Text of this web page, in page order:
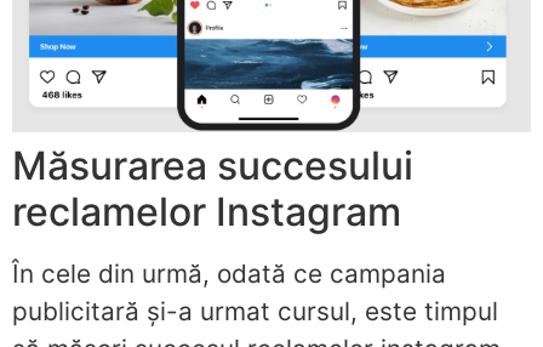
Măsurarea succesului
reclamelor Instagram
În cele din urmă, odată ce campania
publicitară și-a urmat cursul, este timpul